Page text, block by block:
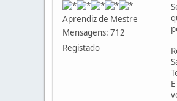
Aprendiz de Mestre
Mensagens: 712
Registado